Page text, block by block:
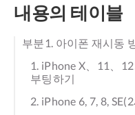
내용의 테이블
부분1. 아이폰 재시동
1. iPhone X、11、
부팅하기
2. iPhone 6, 7, 8,